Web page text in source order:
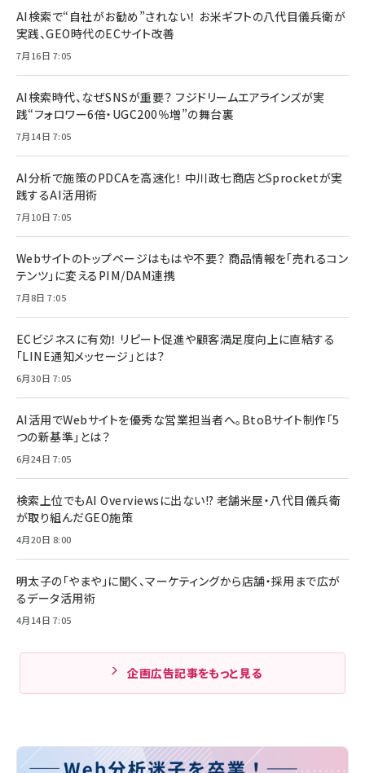
AI検索で“自社がお勧め”されない！ お米ギフトの八代目儀兵衛が
実践、GEO時代のECサイト改善
7月16日 7:05
AI検索時代、なぜSNSが重要？ フジドリームエアラインズが実
践“フォロワー6倍・UGC200％増”の舞台裏
7月14日 7:05
AI分析で施策のPDCAを高速化！ 中川政七商店とSprocketが実
践するAI活用術
7月10日 7:05
Webサイトのトップページはもはや不要？ 商品情報を「売れるコン
テンツ」に変えるPIM/DAM連携
7月8日 7:05
ECビジネスに有効！ リピート促進や顧客満足度向上に直結する
「LINE通知メッセージ」とは？
6月30日 7:05
AI活用でWebサイトを優秀な営業担当者へ。BtoBサイト制作「5
つの新基準」とは？
6月24日 7:05
検索上位でもAI Overviewsに出ない!? 老舗米屋・八代目儀兵衛
が取り組んだGEO施策
4月20日 8:00
明太子の「やまや」に聞く、マーケティングから店舗・採用まで広が
るデータ活用術
4月14日 7:05
企画広告記事をもっと見る